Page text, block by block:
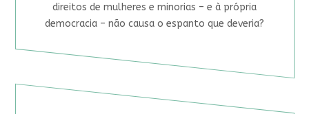
direitos de mulheres e minorias – e à própria
democracia – não causa o espanto que deveria?